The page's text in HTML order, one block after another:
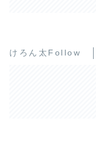
けろん太Follow